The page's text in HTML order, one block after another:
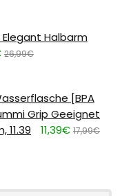
Halbarm
26,99€
[BPA
Grip Geeignet
11.39
11,39€ 17,99€